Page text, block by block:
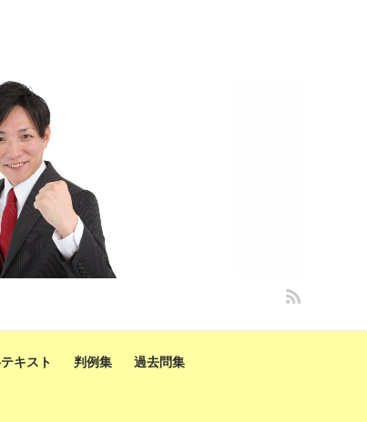
キスト 判例集 過去問集